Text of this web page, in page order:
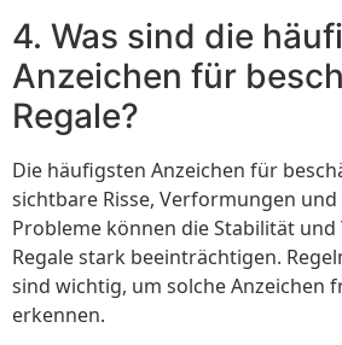
4. Was sind die
Anzeichen für
Regale?
Die häufigsten Anzeichen für
sichtbare Risse, Verformungen und
Probleme können die Stabilität
Regale stark beeinträchtigen.
sind wichtig, um solche Anzeichen
erkennen.